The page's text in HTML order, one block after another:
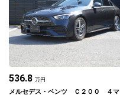
536.8 万円
メルセデス・ベンツ Ｃ２００ ４マ